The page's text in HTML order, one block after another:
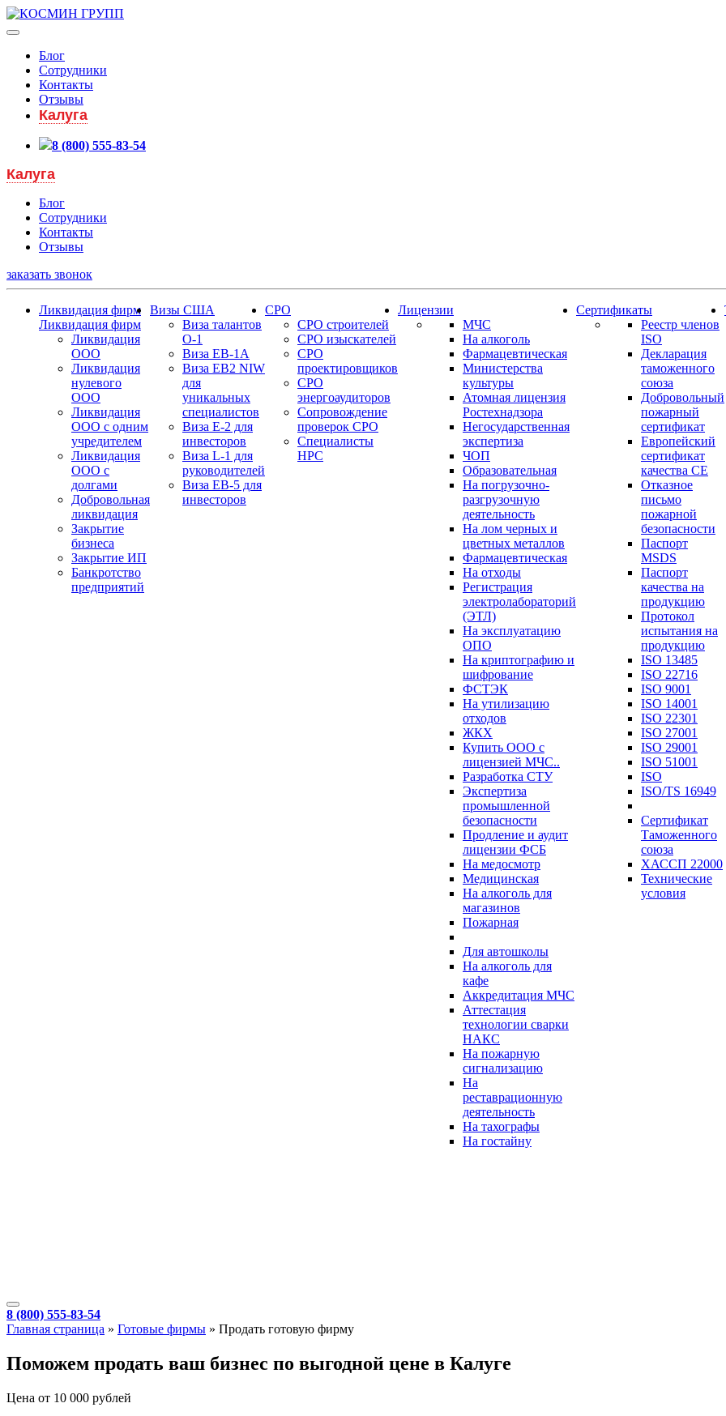
Блог
Сотрудники
Контакты
Отзывы
Калуга
8 (800) 555-83-54
Калуга
Блог
Сотрудники
Контакты
Отзывы
заказать звонок
Ликвидация фирм
Ликвидация фирм
Ликвидация
ООО
Ликвидация
нулевого
ООО
Ликвидация
ООО с одним
учредителем
Ликвидация
ООО с
долгами
Добровольная
ликвидация
Закрытие
бизнеса
Закрытие ИП
Банкротство
предприятий
Визы США
Виза талантов
О-1
Виза EB-1A
Виза EB2 NIW
для
уникальных
специалистов
Виза E-2 для
инвесторов
Виза L-1 для
руководителей
Виза EB-5 для
инвесторов
СРО
СРО строителей
СРО изыскателей
СРО
проектировщиков
СРО
энергоаудиторов
Сопровождение
проверок СРО
Специалисты
НРС
Лицензии
МЧС
На алкоголь
Фармацевтическая
Министерства
культуры
Атомная лицензия
Ростехнадзора
Негосударственная
экспертиза
ЧОП
Образовательная
На погрузочно-
разгрузочную
деятельность
На лом черных и
цветных металлов
Фармацевтическая
На отходы
Регистрация
электролабораторий
(ЭТЛ)
На эксплуатацию
ОПО
На криптографию и
шифрование
ФСТЭК
На утилизацию
отходов
ЖКХ
Купить ООО с
лицензией МЧС..
Разработка СТУ
Экспертиза
промышленной
безопасности
Продление и аудит
лицензии ФСБ
На медосмотр
Медицинская
На алкоголь для
магазинов
Пожарная
Для автошколы
На алкоголь для
кафе
Аккредитация МЧС
Аттестация
технологии сварки
НАКС
На пожарную
сигнализацию
На
реставрационную
деятельность
На тахографы
На гостайну
Сертификаты
Реестр членов
ISO
Декларация
таможенного
союза
Добровольный
пожарный
сертификат
Европейский
сертификат
качества СЕ
Отказное
письмо
пожарной
безопасности
Паспорт
МSDS
Паспорт
качества на
продукцию
Протокол
испытания на
продукцию
ISO 13485
ISO 22716
ISO 9001
ISO 14001
ISO 22301
ISO 27001
ISO 29001
ISO 51001
ISO
ISO/TS 16949
Сертификат
Таможенного
союза
ХАССП 22000
Технические
условия
8 (800) 555-83-54
Главная страница » Готовые фирмы » Продать готовую фирму
Поможем продать ваш бизнес по выгодной цене в Калуге
Цена от 10 000 рублей